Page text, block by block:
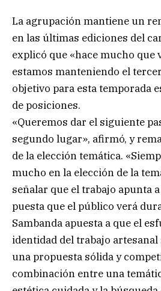
La agrupación mantiene un
en las últimas ediciones del
explicó que «hace mucho que
estamos manteniendo el
objetivo para esta temporada
de posiciones.
«Queremos dar el siguiente
segundo lugar», afirmó, y
de la elección temática.
mucho en la elección de la
señalar que el trabajo apunta
puesta que el público verá
Sambanda apuesta a que el
identidad del trabajo
una propuesta sólida y
combinación entre una